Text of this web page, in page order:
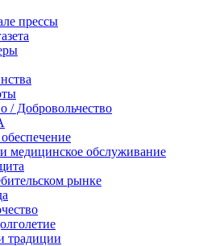
прессы
/ Добровольчество
медицинское обслуживание
рынке
традиции